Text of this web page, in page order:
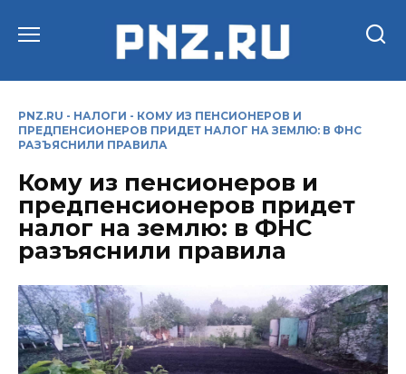
PNZ.RU - НАЛОГИ - КОМУ ИЗ ПЕНСИОНЕРОВ И
ПРЕДПЕНСИОНЕРОВ ПРИДЕТ НАЛОГ НА ЗЕМЛЮ: В ФНС
РАЗЪЯСНИЛИ ПРАВИЛА
Кому из пенсионеров и
предпенсионеров придет
налог на землю: в ФНС
разъяснили правила